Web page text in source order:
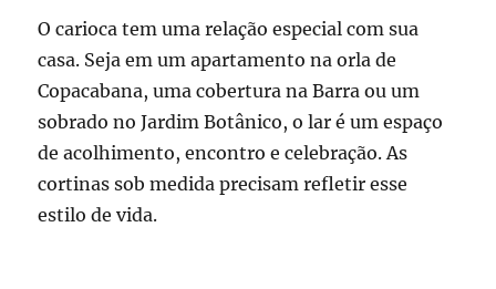
O carioca tem uma relação especial com sua
casa. Seja em um apartamento na orla de
Copacabana, uma cobertura na Barra ou um
sobrado no Jardim Botânico, o lar é um espaço
de acolhimento, encontro e celebração. As
cortinas sob medida precisam refletir esse
estilo de vida.